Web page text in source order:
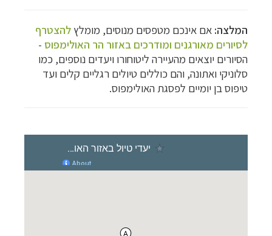
המלצה: אם אינכם מטפסים מנוסים, מומלץ להצטרף
לסיורים מאורגנים ומודרכים באזור הר האולימפוס -
הסיורים יוצאים מהעיירה ליטוחורו ויעדים נוספים, כמו
סלוניקי ואתונה, והם כוללים טיולים רגליים קלים ועד
טיפוס בן יומיים לפסגת האולימפוס.